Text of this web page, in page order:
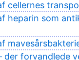
cellernes
heparin som
der forvandlede